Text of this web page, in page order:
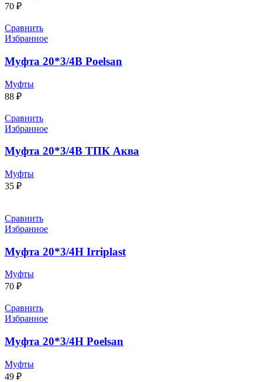
70 ₽
Сравнить
Избранное
Муфта 20*3/4В Poelsan
Муфты
88 ₽
Сравнить
Избранное
Муфта 20*3/4В ТПК Аква
Муфты
35 ₽
Сравнить
Избранное
Муфта 20*3/4Н Irriplast
Муфты
70 ₽
Сравнить
Избранное
Муфта 20*3/4Н Poelsan
Муфты
49 ₽